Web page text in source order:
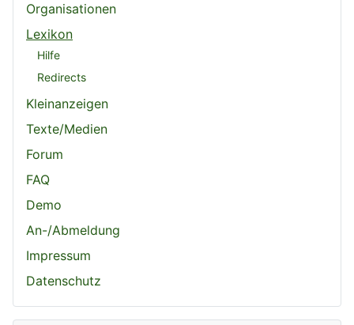
Organisationen
Lexikon
Hilfe
Redirects
Kleinanzeigen
Texte/Medien
Forum
FAQ
Demo
An-/Abmeldung
Impressum
Datenschutz